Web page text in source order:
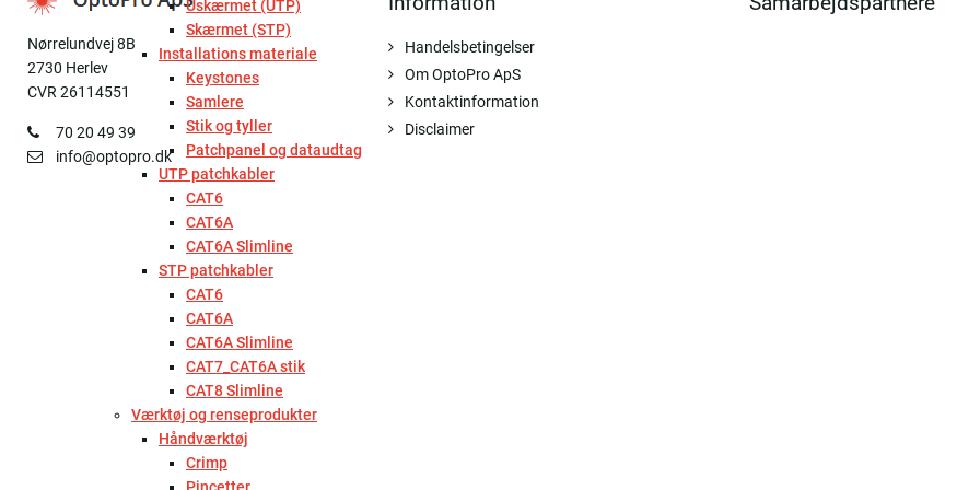
Uskærmet (UTP)
Skærmet (STP)
Installations materiale
Keystones
Samlere
Stik og tyller
Patchpanel og dataudtag
UTP patchkabler
CAT6
CAT6A
CAT6A Slimline
STP patchkabler
CAT6
CAT6A
CAT6A Slimline
CAT7_CAT6A stik
CAT8 Slimline
Værktøj og renseprodukter
Håndværktøj
Crimp
Nørrelundvej 8B
2730 Herlev
CVR 26114551
70 20 49 39
info@optopro.dk
Handelsbetingelser
Om OptoPro ApS
Kontaktinformation
Disclaimer